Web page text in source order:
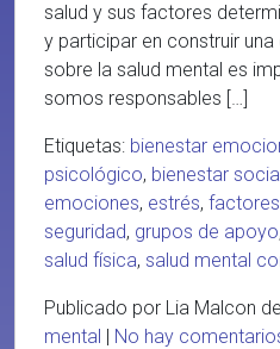
salud y sus factores
y participar en construir
sobre la salud mental es
somos responsables […]
Etiquetas: bienestar
psicológico, bienestar
emociones, estrés,
seguridad, grupos de apoyo
salud física, salud mental
Publicado por Lia Malcon de
mental | No hay